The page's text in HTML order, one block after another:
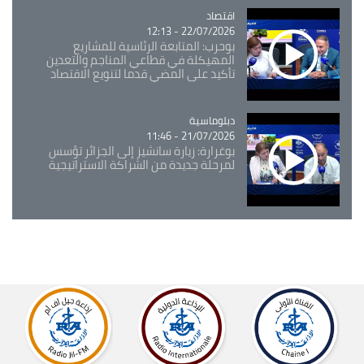
Catégorie
اقتصاد
22/07/2026 - 12:13
بوحرب: المتابعة الرئاسية للمشاريع
المهيكلة في قطاعي المناجم والتعدين
تأكيد على المضي قدما لتنويع الاقتصاد
Catégorie
دبلوماسية
21/07/2026 - 11:46
بوغرارة: زيارة سانشيز إلى الجزائر تؤسس
لمرحلة جديدة من الشراكة الاستراتيجية